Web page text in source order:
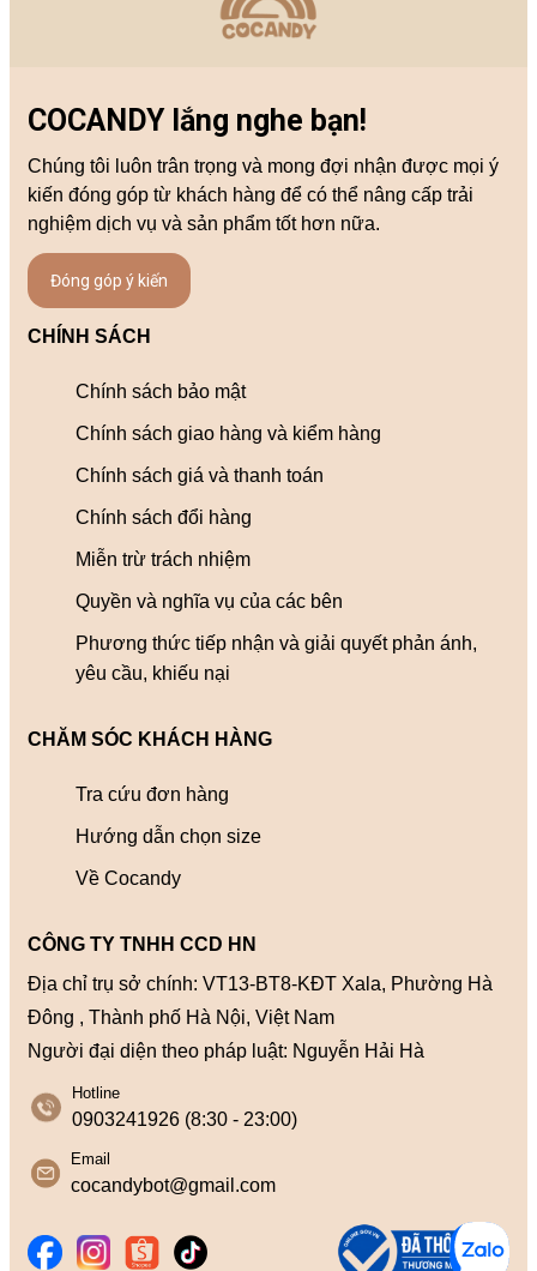
COCANDY lắng nghe bạn!
Chúng tôi luôn trân trọng và mong đợi nhận được mọi ý
kiến đóng góp từ khách hàng để có thể nâng cấp trải
nghiệm dịch vụ và sản phẩm tốt hơn nữa.
Đóng góp ý kiến
CHÍNH SÁCH
Chính sách bảo mật
Chính sách giao hàng và kiểm hàng
Chính sách giá và thanh toán
Chính sách đổi hàng
Miễn trừ trách nhiệm
Quyền và nghĩa vụ của các bên
Phương thức tiếp nhận và giải quyết phản ánh,
yêu cầu, khiếu nại
Hotline
0903241926 (8:30 - 23:00)
CÔNG TY TNHH CCD HN
Địa chỉ trụ sở chính: VT13-BT8-KĐT Xala, Phường Hà
Đông , Thành phố Hà Nội, Việt Nam
Người đại diện theo pháp luật: Nguyễn Hải Hà
Email
cocandybot@gmail.com
CHĂM SÓC KHÁCH HÀNG
Tra cứu đơn hàng
Hướng dẫn chọn size
Về Cocandy